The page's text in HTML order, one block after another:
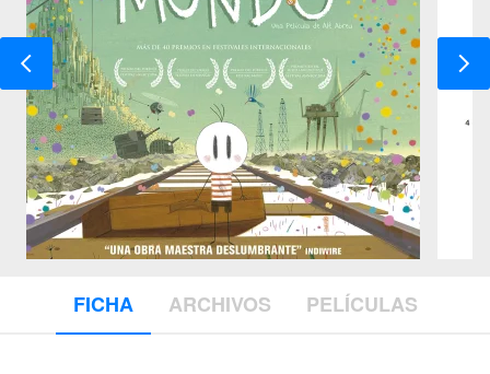
FICHA ARCHIVOS PELÍCULAS